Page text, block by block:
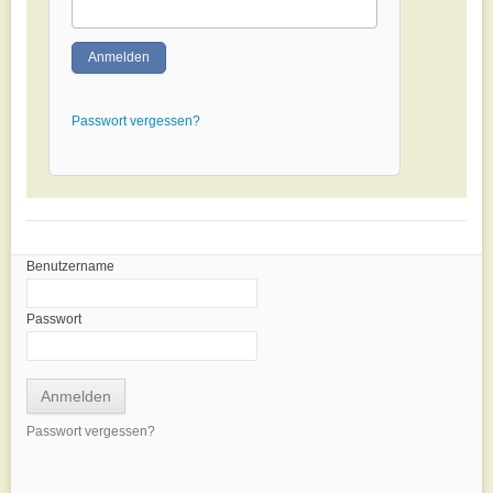
Anmelden
Passwort vergessen?
Benutzername
Passwort
Passwort vergessen?